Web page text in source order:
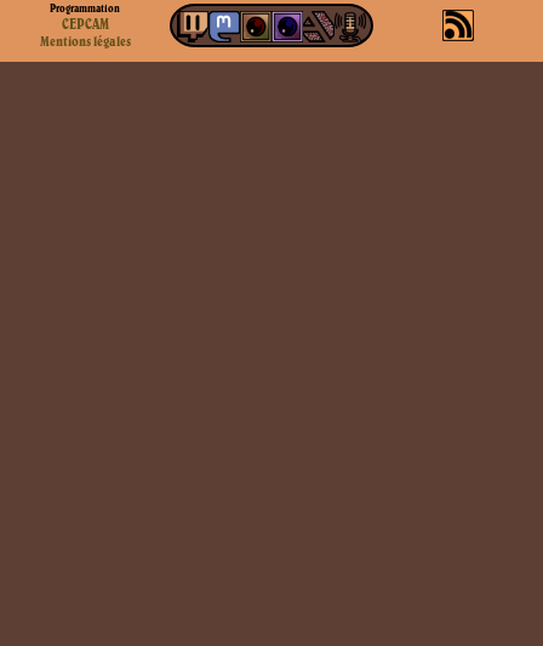
Programmation
CEPCAM
Mentions légales